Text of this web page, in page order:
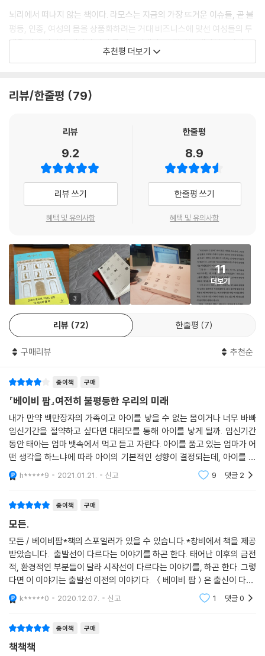
지 않을 수 있겠는가?
--- p.267~268
제인의 룸메이트이자 골든 오크스의 ‘프리미엄 호스트’인 레이건은 부유한
집안에서 태어나 명문 듀크 대학을 우등으로 졸업한 백인이다. 뭐 하나 부
족할 것 없어 보이지만 그녀에게도 나름의 사정이 있다. 아이를 직접 임신
하고 출산할 수 없는 여성을 도와줌으로써 무의미한 자기 삶에 의미를 부
여하고 싶다는 이상주의적 욕구와 속물적이고 강압적인 아버지의 도움 없
받아들인다. 골든 오크스의 총괄 책임자 메이는 30대 중후반으로 중국인
왔다. ‘맥도날드 프로젝트’를 통해 중국인 거부 덩 여사의 투자를 이끌어내
골든 오크스의 대리모 사업을 확장할 야망에 부풀어 있다. 별 볼 일 없는 아
버지를 무시하며 자신을 채찍질하던 어머니와 상사 리언에게 보란 듯이 자
신을 증명할 날을 꿈꾼다. 골든 오크스 농장에는 완전한 악인도 선인도 없
고, 영원한 친구도 적도 없다. 모두가 각자의 욕망과 신념대로 움직일 뿐이
다. 아테는 제인에게 충고한다. 다른 호스트들을 예의 있게 대하되 거리를
유지하라고. 그들은 동료이며, 임신은 일이므로.
『베이비 팜』이 ‘지금 여기’의 우리에게 던지는 첨예한 질문
여성의 신체와 아이가 거래의 대상이 될 수 있는가
필리핀 마닐라에서 태어나 여섯살 때 가족과 미국으로 건너온 작가 조앤
라모스는 어느날 인도의 대리모 산업에 관한 기사를 보고 이 소설의 아이
디어를 떠올렸다고 한다. 2019년 초 인도 의회에서 ‘상업적’ 대리모를 금
지하는 법안이 통과되기 전까지, ‘세계의 아기 공장’으로 악명 높았던 인도
의 대리모 산업 규모는 연간 4억 달러(약 4400억원)에 달했다. 빈곤층이
명이 대리모로 일하는 상황이 우리나라 언론에 보도되기도 했다. 최근 태
국, 네팔, 인도 등이 차례로 상업적 대리모를 법으로 금지한 뒤에는 러시
아, 우크라이나 등 구 동구권 국가들이 대안으로 떠오르고 있다. 특히 우크
라이나에서는 십수개의 대리모 업체가 성업 중이며 각각 500여명 규모의
대리모들을 관리하고 있을 것으로 추정한다. 올해 초 러시아에서는 한 아
파트에 대리모들을 집단 수용하는 ‘아기 공장’이 발견돼 전 사회를 발칵 뒤
집어놓았으며, 7월에는 팬데믹으로 인해 국경이 막혀 대리출산을 의뢰한
중국, 싱가포르, 호주, 프랑스 등의 부모에게 인계되지 못하는 1000여명
따르면 대리모 출산은?2007년에서?2016년 사이 거의 세배로 증가했다.
이것이 많은 영미 언론 서평에서 『베이비 팜』이 “지금부터 100년 뒤에 벌
어질 일이 아니라, 바로 다음 주에 일어날 일”(『USA 투데이』)이라고 한
이유이다. 물론 이 소설은 ‘대리모 반대운동’을 위해 교조적으로 복무하거
나 생명은 거래 대상이 아니라는 식의 단순한 교훈을 전달하지 않는다. 소
설 속 골든 오크스 농장은 저개발국가의 열악하고 위험한 시설들과도 거리
가 멀다. 하지만 상상 가능한 최상의 대리모 시설에서조차 어떠한 윤리적
스에 관해 다양한 시각을 가진 등장인물들이 나누는 대화를 통해 독자에게
끊임없이 질문을 던지며 고민해보게끔 하는 것이 이 소설의 전략이자 가장
뇌리에서 떠나지 않는 책이다. 라모스는 지금의 가장 뜨거운 이슈들, 곧 불
평등, 인종, 여성의 몸을 상품화하려는 거대 비즈니스에 맞선 여성들의 투
쟁을 엮어 진정한 ‘페이지 터너’를 만들어냈다. 그 결과는 재미있으면서도
진지한 경고를 던지는 소설이다.
일이 아니라, 바로 다음 주에 일어날 일이다. 이것은 현실이다, 단지 가능할
법한 극단을 살짝 건드렸을 뿐. 이 소설 속에서 펼쳐지는 실제로 일어날 법
한 일들은 일종의 경고사격이다.
- [USA 투데이]
『시녀 이야기』 느낌이 강하다. 그러나 ‘이런 미친, 이 책은 천재야’ 느낌이
- [코스모폴리탄]
불안하게 그럴듯하고 서스펜스가 넘치며 책장이 술술 넘어간다. 라모스는
자신의 캐릭터들을 애정과 섬세함, 그들의 목소리에 예민하게 귀 기울이는
능력으로 빚어냈다. 결과적으로 이 여성들은 “부자가 아니라면 튼튼하거
나 젊어야만” 하는 미국에 대한 이야기를 들려준다.
- [이코노미스트]
주제를 끌고 간다. 섬세한 캐릭터들과 속도감 있게 진행되는 내러티브는
이런 주제들로 인해 자칫 무겁게 느껴질 수도 있는 이야기를 고양한다.
- [타임]
시사적이고 도발적. 계급과 인종과 아메리칸드림을 샅샅이 분석한다.
- [가디언]
묘사이다. 제인의 경험 많은 친척이 그녀에게 전달한 보모 일에 관한 세면
분량의 혼잣말 같은 지침들은 그 자체가 한편의 예술작품이다.
- [커커스 리뷰]
추천평 더보기
리뷰/한줄평 79
리뷰
9.2
리뷰 쓰기
혜택 및 유의사항
한줄평
8.9
한줄평 쓰기
혜택 및 유의사항
3
11
더보기
리뷰 72 한줄평 7
구매리뷰 추천순
종이책 구매
『베이비 팜』여전히 불평등한 우리의 미래
내가 만약 백만장자의 가족이고 아이를 낳을 수 없는 몸이거나 너무 바빠
임신기간을 절약하고 싶다면 대리모를 통해 아이를 낳게 될까. 임신기간
동안 태아는 엄마 뱃속에서 먹고 듣고 자란다. 아이를 품고 있는 엄마가 어
떤 생각을 하느냐에 따라 아이의 기본적인 성향이 결정되는데, 아이를 임
신하고 있었던 대리모는 과연 그 아이에 대한 마음이 어떠할까. 대리모를
통해 아이를 낳은
h*****9 2021.01.21. 신고 9 댓글 2
종이책 구매
모든.
모든./ 베이비팜*책의 스포일러가 있을 수 있습니다.*창비에서 책을 제공
받았습니다. 출발선이 다르다는 이야기를 하곤 한다. 태어난 이후의 금전
적, 환경적인 부분들이 달라 시작선이 다르다는 이야기를, 하곤 한다. 그렇
다면 이 이야기는 출발선 이전의 이야기다. ＜베이비 팜＞은 출신이 다른,
하지만 비슷한 사람들이 골든 오크스에서 겪는 일을 서술하고 있다. 싱글
맘 제인, 백인
k*****0 2020.12.07. 신고 1 댓글0
종이책 구매
책책책